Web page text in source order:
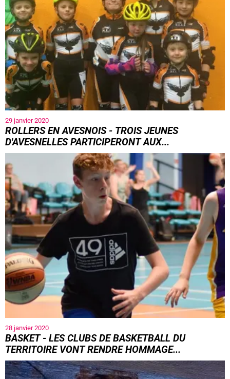
29 janvier 2020
ROLLERS EN AVESNOIS - TROIS JEUNES
D'AVESNELLES PARTICIPERONT AUX...
28 janvier 2020
BASKET - LES CLUBS DE BASKETBALL DU
TERRITOIRE VONT RENDRE HOMMAGE...